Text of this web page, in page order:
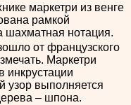
маркетри из венге
рамкой
шахматная нотация.
от французского
Маркетри
инкрустации
узор выполняется
– шпона.